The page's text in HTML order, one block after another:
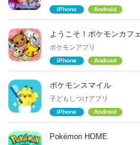
iPhone Android
ようこそ！ポケモンカフ
ポケモンアプリ
iPhone Android
ポケモンスマイル
子どもしつけアプリ
iPhone Android
Pokémon HOME